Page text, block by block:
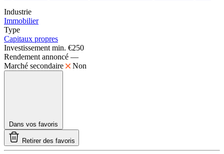
Industrie
Immobilier
Type
Capitaux propres
Investissement min. €250
Rendement annoncé —
Marché secondaire
Non
Dans vos favoris
Retirer des favoris